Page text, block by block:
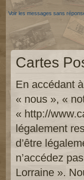
Voir les messages sans
Cartes
En accédant
« nous », «
« http://
légalement
d’être
n’accédez
Lorraine ».